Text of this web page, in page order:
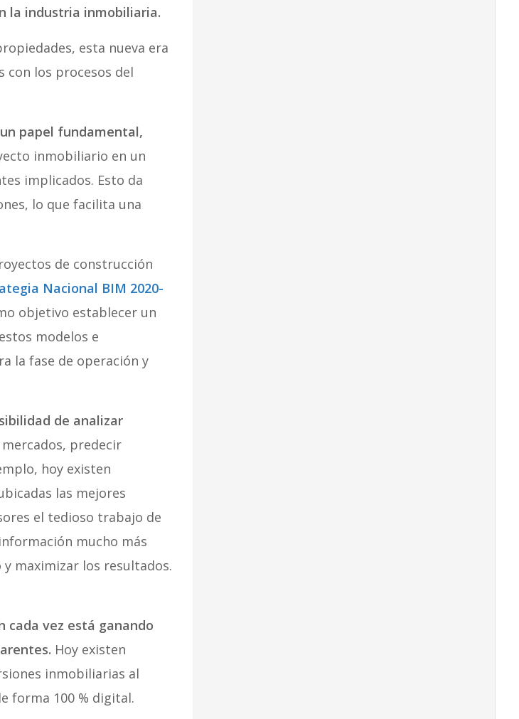
la industria inmobiliaria.
esta nueva era
con los procesos del
papel fundamental,
inmobiliario en un
implicados. Esto da
lo que facilita una
de construcción
Nacional BIM 2020-
objetivo establecer un
modelos e
la fase de operación y
de analizar
predecir
hoy existen
las mejores
el tedioso trabajo de
mucho más
maximizar los resultados.
cada vez está ganando
Hoy existen
inmobiliarias al
forma 100 % digital.